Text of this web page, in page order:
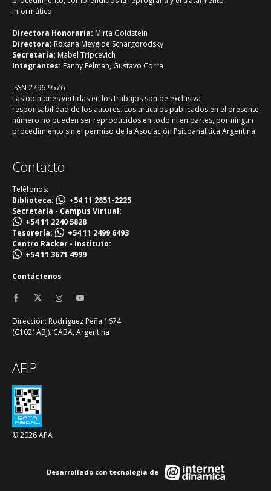
informático.
Directora Honoraria: Mirta Goldstein
Directora: Roxana Meygide Schargorodsky
Secretaria: Mabel Tripcevich
Integrantes: Fanny Felman, Gustavo Corra
ISSN 2796-9576
Las opiniones vertidas en los trabajos son de exclusiva
responsabilidad de los autores. Los artículos publicados en el presente
número no pueden ser reproducidos en todo ni en partes, por ningún
procedimiento sin el permiso de la Asociación Psicoanalítica Argentina.
Contacto
Teléfonos:
Biblioteca:
+54 11 2851-2225
Secretaría - Campus Virtual:
+54 11 2240 5828
Tesorería:
+54 11 2499 6493
Centro Racker - Instituto:
+54 11 3671 4999
Contáctenos
Dirección: Rodríguez Peña 1674
(C1021ABJ). CABA, Argentina
AFIP
© 2026 APA